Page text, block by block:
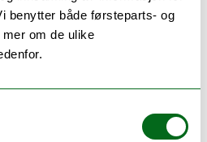
benytter både førsteparts- og
om de ulike
å høre om forskjellige
og kultur i
et
organiserer Object
jusstudenter for å
informasjon